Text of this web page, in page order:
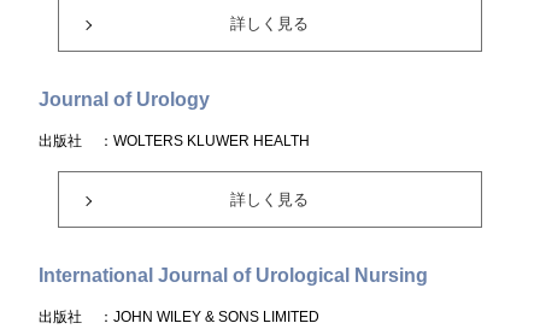
詳しく見る
Journal of Urology
出版社 ：WOLTERS KLUWER HEALTH
詳しく見る
International Journal of Urological Nursing
出版社 ：JOHN WILEY & SONS LIMITED